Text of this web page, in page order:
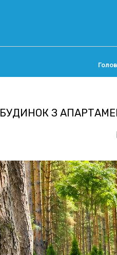
БУДИНОК З